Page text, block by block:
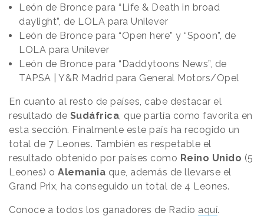
León de Bronce para “Life & Death in broad
daylight”, de LOLA para Unilever
León de Bronce para “Open here” y “Spoon”, de
LOLA para Unilever
León de Bronce para “Daddytoons News”, de
TAPSA | Y&R Madrid para General Motors/Opel
En cuanto al resto de países, cabe destacar el
resultado de Sudáfrica , que partía como favorita en
esta sección. Finalmente este país ha recogido un
total de 7 Leones. También es respetable el
resultado obtenido por países como Reino Unido (5
Leones) o Alemania que, además de llevarse el
Grand Prix, ha conseguido un total de 4 Leones.
Conoce a todos los ganadores de Radio aquí.